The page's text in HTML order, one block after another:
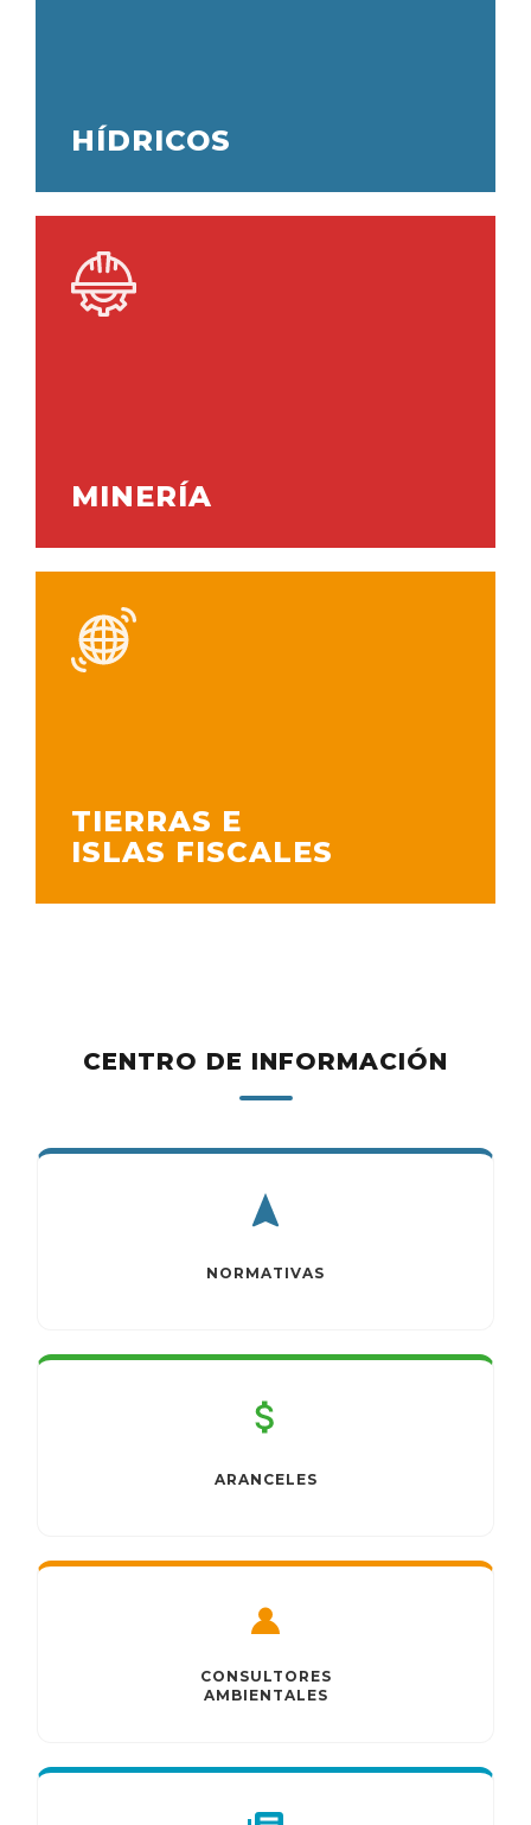
HÍDRICOS
MINERÍA
TIERRAS E
ISLAS FISCALES
CENTRO DE INFORMACIÓN
NORMATIVAS
ARANCELES
CONSULTORES
AMBIENTALES